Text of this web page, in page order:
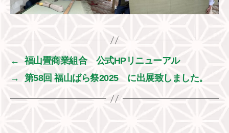
←
福山畳商業組合 公式HPリニューアル
→
第58回 福山ばら祭2025 に出展致しました。